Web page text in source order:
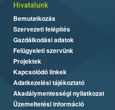
Hivatalunk
Bemutatkozás
Szervezeti felépítés
Gazdálkodási adatok
Felügyeleti szervünk
Projektek
Kapcsolódó linkek
Adatkezelési tájékoztató
Akadálymentességi nyilatkozat
Üzemeltetési információ